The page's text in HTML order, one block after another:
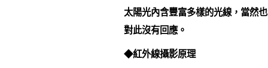
太陽光內含豐富多樣的光線，當然
對此沒有回應。
◆紅外線攝影原理